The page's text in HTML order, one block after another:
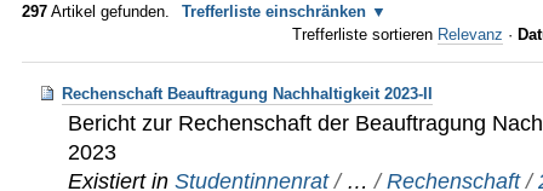
297 Artikel gefunden.
Trefferliste einschränken
Trefferliste sortieren Relevanz ·
Rechenschaft Beauftragung Nachhaltigkeit 2023-II
Bericht zur Rechenschaft der Beauftragung
2023
Existiert in Studentinnenrat / …/Rechenschaft /